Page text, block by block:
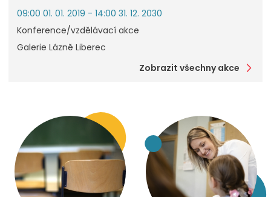
09:00 01. 01. 2019 - 14:00 31. 12. 2030
Konference/vzdělávací akce
Galerie Lázně Liberec
Zobrazit všechny akce